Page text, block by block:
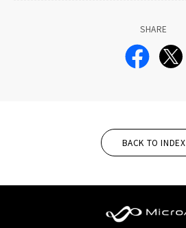
SHARE
BACK TO INDEX